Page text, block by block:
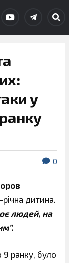
у
0
дитина.
людей, на
9 ранку, було